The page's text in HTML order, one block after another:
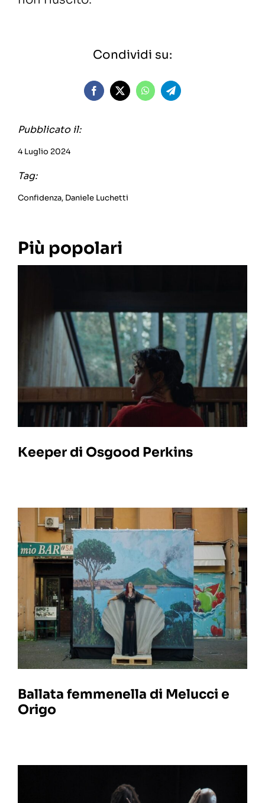
Condividi su:
Pubblicato il:
4 Luglio 2024
Tag:
Confidenza, Daniele Luchetti
Più popolari
Keeper di Osgood Perkins
Ballata femmenella di Melucci e
Origo